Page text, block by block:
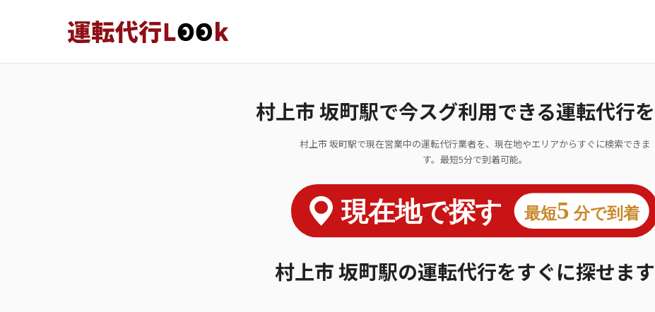
村上市 坂町駅で今スグ利用できる運転代行
村上市 坂町駅で現在営業中の運転代行業者を、現在地やエリアからすぐに検索できま
す。最短5分で到着可能。
村上市 坂町駅の運転代行をすぐに探せます